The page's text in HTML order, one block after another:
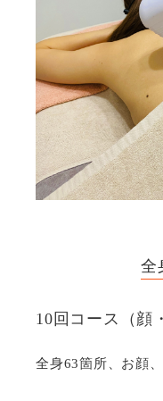
全
10回コース（顔
全身63箇所、お顔